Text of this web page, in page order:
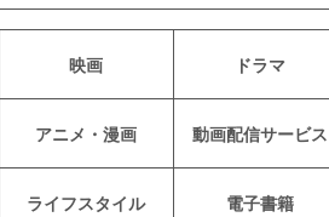
映画 ドラマ
アニメ・漫画 動画配信サービス
ライフスタイル 電子書籍